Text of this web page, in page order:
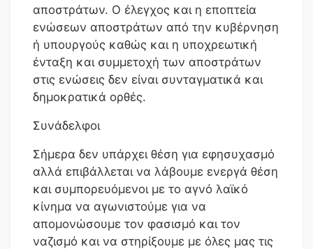
αποστράτων. Ο έλεγχος και η εποπτεία
ενώσεων αποστράτων από την κυβέρνηση
ή υπουργούς καθώς και η υποχρεωτική
ένταξη και συμμετοχή των αποστράτων
στις ενώσεις δεν είναι συνταγματικά και
δημοκρατικά ορθές.
Συνάδελφοι
Σήμερα δεν υπάρχει θέση για εφησυχασμό
αλλά επιβάλλεται να λάβουμε ενεργά θέση
και συμπορευόμενοι με το αγνό λαϊκό
κίνημα να αγωνιστούμε για να
απομονώσουμε τον φασισμό και τον
ναζισμό και να στηρίξουμε με όλες μας τις